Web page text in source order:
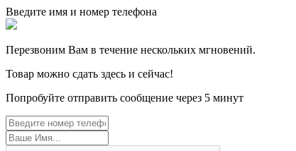
Введите имя и номер телефона
Перезвоним Вам в течение нескольких мгновений.
Товар можно сдать здесь и сейчас!
Попробуйте отправить сообщение через 5 минут